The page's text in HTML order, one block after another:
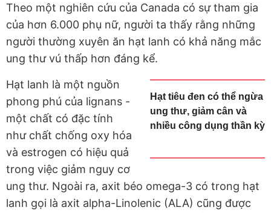
Theo một nghiên cứu của Canada có sự tham gia
của hơn 6.000 phụ nữ, người ta thấy rằng những
người thường xuyên ăn hạt lanh có khả năng mắc
ung thư vú thấp hơn đáng kể.
Hạt tiêu đen có thể ngừa
ung thư, giảm cân và
nhiều công dụng thần kỳ
Hạt lanh là một nguồn
phong phú của lignans -
một chất có đặc tính
như chất chống oxy hóa
và estrogen có hiệu quả
trong việc giảm nguy cơ
ung thư. Ngoài ra, axit béo omega-3 có trong hạt
lanh gọi là axit alpha-Linolenic (ALA) cũng được